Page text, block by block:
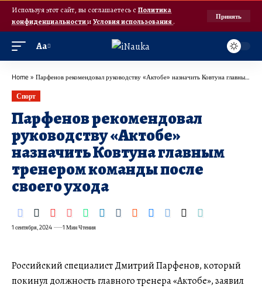
Используя этот сайт, вы соглашаетесь с Политика
конфиденциальностииУсловия использования.
Принять
Аа
Home » Парфенов рекомендовал руководству «Актобе» назначить Ковтуна главным тренером команды после своего ухода
Спорт
Парфенов рекомендовал
руководству «Актобе»
назначить Ковтуна главным
тренером команды после
своего ухода
1 сентября, 2024 1 Мин Чтения
Российский специалист Дмитрий Парфенов, который
покинул должность главного тренера «Актобе», заявил